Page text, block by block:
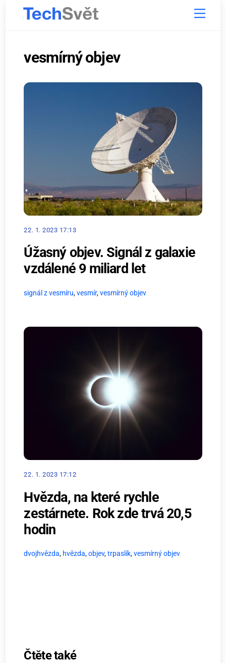
Menu
vesmírný objev
22. 1. 2023 17:13
Úžasný objev. Signál z galaxie
vzdálené 9 miliard let
signál z vesmíru,vesmír,vesmírný objev
22. 1. 2023 17:12
Hvězda, na které rychle
zestárnete. Rok zde trvá 20,5
hodin
dvojhvězda, hvězda,objev,trpaslík,vesmírný objev
Čtěte také